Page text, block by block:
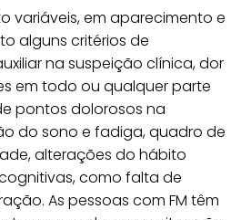
variáveis, em aparecimento e
alguns critérios de
na suspeição clínica, dor
em todo ou qualquer parte
pontos dolorosos na
do sono e fadiga, quadro de
alterações do hábito
como falta de
As pessoas com FM têm